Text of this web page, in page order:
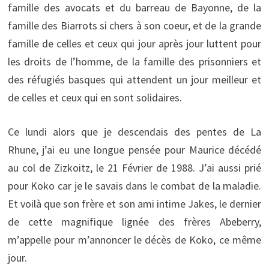
famille des avocats et du barreau de Bayonne, de la
famille des Biarrots si chers à son coeur, et de la grande
famille de celles et ceux qui jour après jour luttent pour
les droits de l’homme, de la famille des prisonniers et
des réfugiés basques qui attendent un jour meilleur et
de celles et ceux qui en sont solidaires.
Ce lundi alors que je descendais des pentes de La
Rhune, j’ai eu une longue pensée pour Maurice décédé
au col de Zizkoitz, le 21 Février de 1988. J’ai aussi prié
pour Koko car je le savais dans le combat de la maladie.
Et voilà que son frère et son ami intime Jakes, le dernier
de cette magnifique lignée des frères Abeberry,
m’appelle pour m’annoncer le décès de Koko, ce même
jour.